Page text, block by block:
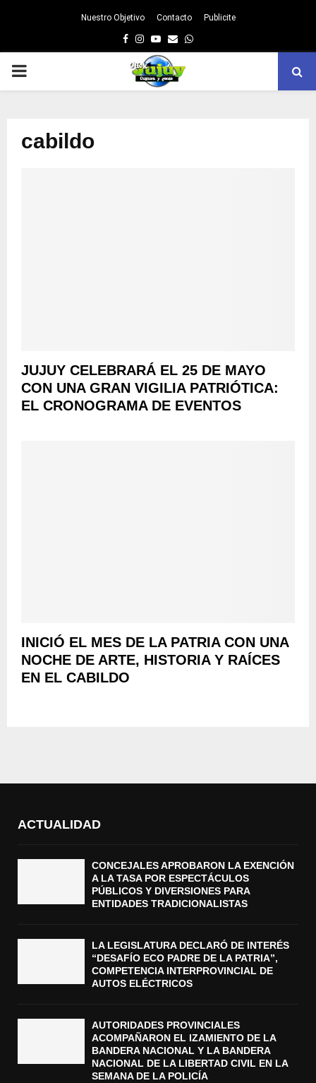
Nuestro Objetivo Contacto Publicite
Facebook
Instagram
Youtube
EmailWhatsapp
PRIMARY
cabildo
JUJUY CELEBRARÁ EL 25 DE MAYO
CON UNA GRAN VIGILIA PATRIÓTICA:
EL CRONOGRAMA DE EVENTOS
INICIÓ EL MES DE LA PATRIA CON UNA
NOCHE DE ARTE, HISTORIA Y RAÍCES
EN EL CABILDO
ACTUALIDAD
CONCEJALES APROBARON LA EXENCIÓN
A LA TASA POR ESPECTÁCULOS
PÚBLICOS Y DIVERSIONES PARA
ENTIDADES TRADICIONALISTAS
LA LEGISLATURA DECLARÓ DE INTERÉS
“DESAFÍO ECO PADRE DE LA PATRIA”,
COMPETENCIA INTERPROVINCIAL DE
AUTOS ELÉCTRICOS
AUTORIDADES PROVINCIALES
ACOMPAÑARON EL IZAMIENTO DE LA
BANDERA NACIONAL Y LA BANDERA
NACIONAL DE LA LIBERTAD CIVIL EN LA
SEMANA DE LA POLICÍA